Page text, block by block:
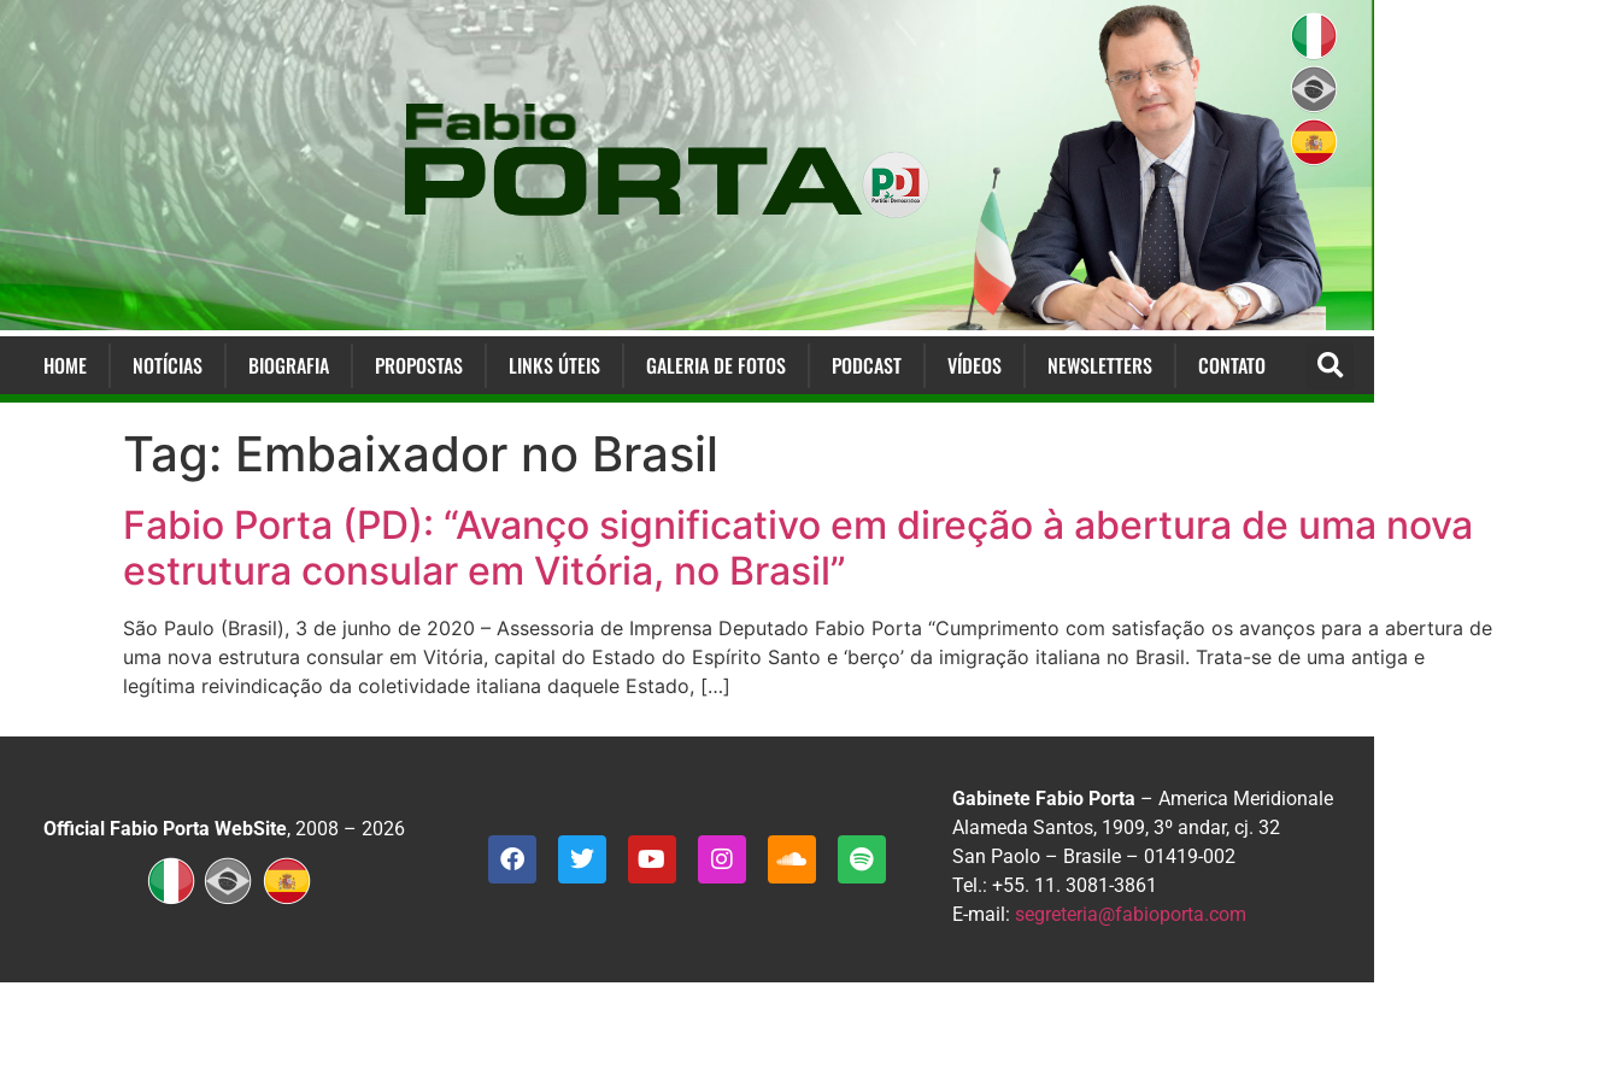
HOME NOTÍCIAS BIOGRAFIA PROPOSTAS LINKS ÚTEIS GALERIA DE FOTOS PODCAST VÍDEOS NEWSLETTERS CONTATO
Tag: Embaixador no Brasil
Fabio Porta (PD): “Avanço significativo em direção à abertura de uma nova
estrutura consular em Vitória, no Brasil”
São Paulo (Brasil), 3 de junho de 2020 – Assessoria de Imprensa Deputado Fabio Porta “Cumprimento com satisfação os avanços para a abertura de
uma nova estrutura consular em Vitória, capital do Estado do Espírito Santo e ‘berço’ da imigração italiana no Brasil. Trata-se de uma antiga e
legítima reivindicação da coletividade italiana daquele Estado, […]
Official Fabio Porta WebSite, 2008 – 2026
Gabinete Fabio Porta – America Meridionale
Alameda Santos, 1909, 3º andar, cj. 32
San Paolo – Brasile – 01419-002
Tel.: +55. 11. 3081-3861
E-mail: segreteria@fabioporta.com